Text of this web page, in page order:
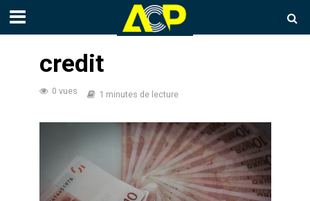
credit
0 vues 1 minutes de lecture